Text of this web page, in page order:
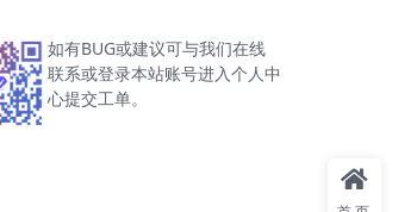
如有BUG或建议可与我们在线
联系或登录本站账号进入个人中
心提交工单。